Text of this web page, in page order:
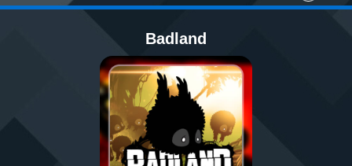
Badland
Sport
Gry planszowe i karciane
Łamigłówki
Klasyczne gry